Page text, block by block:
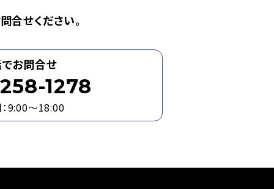
合せください。
お問合せ
1278
9:00～18:00